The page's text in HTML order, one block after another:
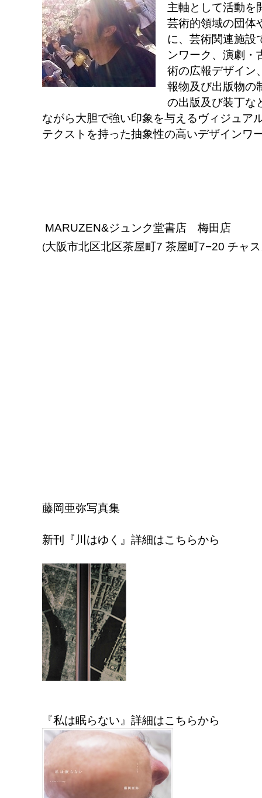
主軸として活動を
芸術的領域の団体
に、芸術関連施設
ンワーク、演劇・
術の広報デザイン
報物及び出版物の
の出版及び装丁な
ながら大胆で強い印象を与えるヴィジュア
テクストを持った抽象性の高いデザインワ
MARUZEN&ジュンク堂書店 梅田店
(大阪市北区北区茶屋町7 茶屋町7−20 チャ
藤岡亜弥写真集
新刊『川はゆく』詳細はこちらから
『私は眠らない』詳細はこちらから